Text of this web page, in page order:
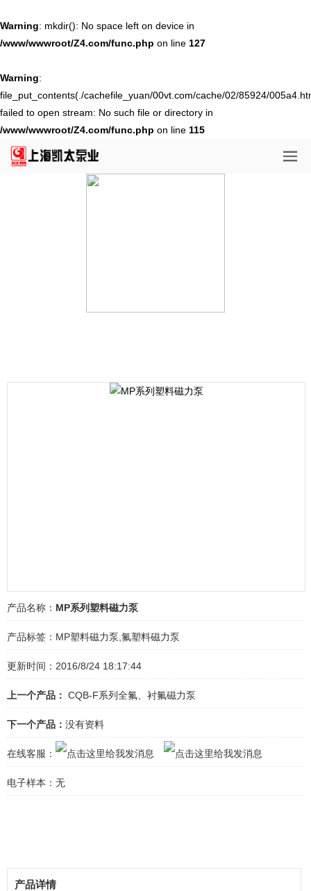
Warning: mkdir(): No space left on device in
/www/wwwroot/Z4.com/func.php on line 127
Warning:
file_put_contents(./cachefile_yuan/00vt.com/cache/02/85924/
failed to open stream: No such file or directory in
/www/wwwroot/Z4.com/func.php on line 115
产品名称： MP系列塑料磁力泵
产品标签： MP塑料磁力泵,氟塑料磁力泵
更新时间：2016/8/24 18:17:44
上一个产品： CQB-F系列全氟、衬氟磁力泵
下一个产品： 没有资料
在线客服：
电子样本： 无
产品详情